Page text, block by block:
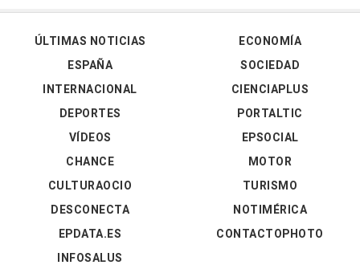
ÚLTIMAS NOTICIAS
ESPAÑA
INTERNACIONAL
DEPORTES
VÍDEOS
ECONOMÍA
SOCIEDAD
CIENCIAPLUS
PORTALTIC
EPSOCIAL
CHANCE
CULTURAOCIO
DESCONECTA
EPDATA.ES
INFOSALUS
MOTOR
TURISMO
NOTIMÉRICA
CONTACTOPHOTO